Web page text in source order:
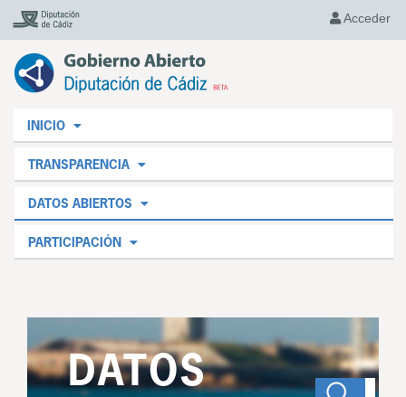
Acceder
INICIO
TRANSPARENCIA
DATOS ABIERTOS
PARTICIPACIÓN
DATOS